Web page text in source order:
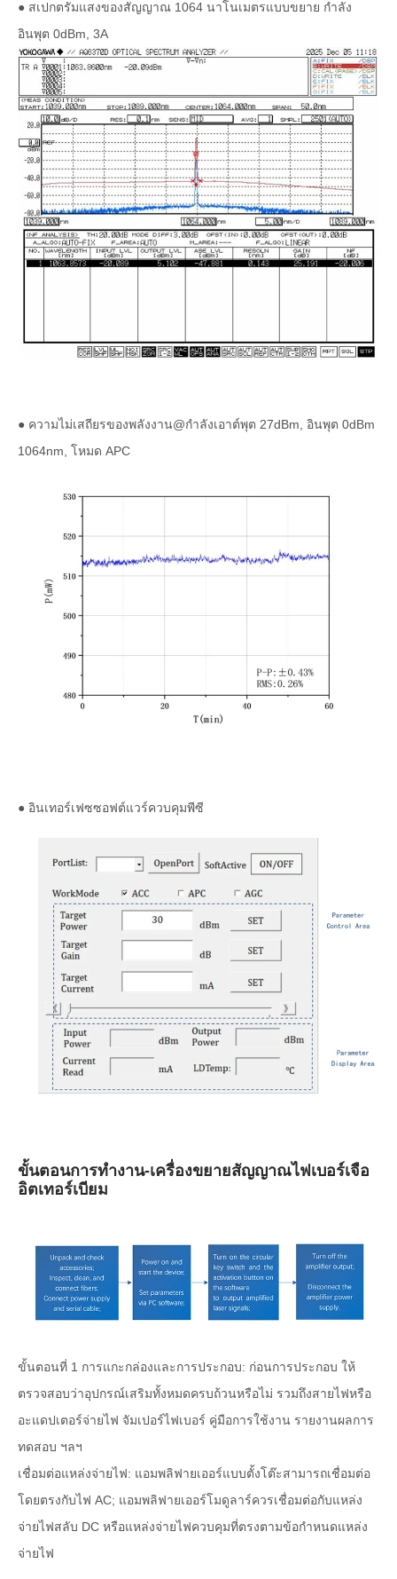
● สเปกตรัมแสงของสัญญาณ 1064 นาโนเมตรแบบขยาย กำลัง
อินพุต 0dBm, 3A
● ความไม่เสถียรของพลังงาน@กำลังเอาต์พุต 27dBm, อินพุต 0dBm
1064nm, โหมด APC
● อินเทอร์เฟซซอฟต์แวร์ควบคุมพีซี
ขั้นตอนการทำงาน-เครื่องขยายสัญญาณไฟเบอร์เจือ
อิตเทอร์เบียม
ขั้นตอนที่ 1 การแกะกล่องและการประกอบ: ก่อนการประกอบ ให้
ตรวจสอบว่าอุปกรณ์เสริมทั้งหมดครบถ้วนหรือไม่ รวมถึงสายไฟหรือ
อะแดปเตอร์จ่ายไฟ จัมเปอร์ไฟเบอร์ คู่มือการใช้งาน รายงานผลการ
ทดสอบ ฯลฯ
เชื่อมต่อแหล่งจ่ายไฟ: แอมพลิฟายเออร์แบบตั้งโต๊ะสามารถเชื่อมต่อ
โดยตรงกับไฟ AC; แอมพลิฟายเออร์โมดูลาร์ควรเชื่อมต่อกับแหล่ง
จ่ายไฟสลับ DC หรือแหล่งจ่ายไฟควบคุมที่ตรงตามข้อกำหนดแหล่ง
จ่ายไฟ